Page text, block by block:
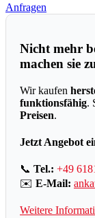
Anfragen
Nicht mehr
machen sie
Wir kaufen
funktionsfähig.
Preisen.
Jetzt Angebot
📞 Tel.: +49
✉️ E-Mail:
Weitere